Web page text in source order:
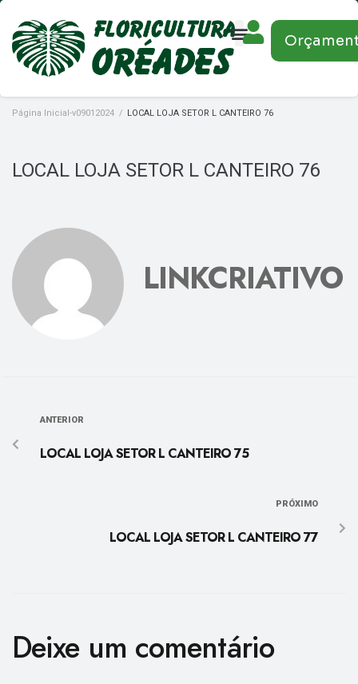
Página Inicial-v09012024 / LOCAL LOJA SETOR L CANTEIRO 76
LOCAL LOJA SETOR L CANTEIRO 76
LINKCRIATIVO
ANTERIOR
LOCAL LOJA SETOR L CANTEIRO 75
PRÓXIMO
LOCAL LOJA SETOR L CANTEIRO 77
Deixe um comentário